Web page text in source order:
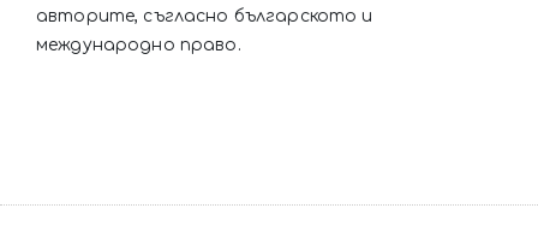
авторите, съгласно българското и
международно право.